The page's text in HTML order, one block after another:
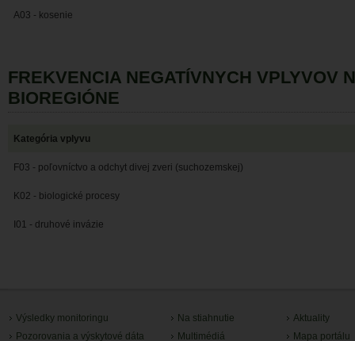
A03 - kosenie
FREKVENCIA NEGATÍVNYCH VPLYVOV
BIOREGIÓNE
Kategória vplyvu
F03 - poľovníctvo a odchyt divej zveri (suchozemskej)
K02 - biologické procesy
I01 - druhové invázie
Výsledky monitoringu
Pozorovania a výskytové dáta
Na stiahnutie
Multimédiá
Aktuality
Mapa portálu